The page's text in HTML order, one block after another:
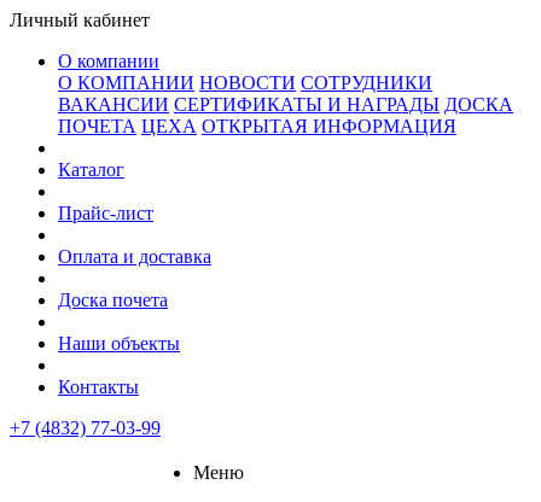
Личный кабинет
О компании
О КОМПАНИИ НОВОСТИ СОТРУДНИКИ
ВАКАНСИИ СЕРТИФИКАТЫ И НАГРАДЫ ДОСКА
ПОЧЕТА ЦЕХА ОТКРЫТАЯ ИНФОРМАЦИЯ
Каталог
Прайс-лист
Оплата и доставка
Доска почета
Наши объекты
Контакты
+7 (4832) 77-03-99
Меню